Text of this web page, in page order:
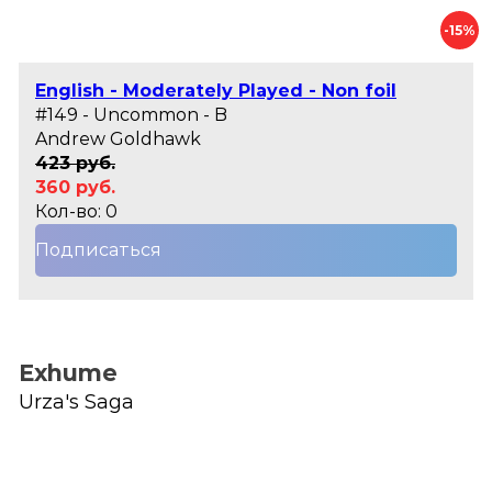
-15%
English - Moderately Played - Non foil
#149 - Uncommon - B
Andrew Goldhawk
423 руб.
360 руб.
Кол-во: 0
Подписаться
Exhume
Urza's Saga